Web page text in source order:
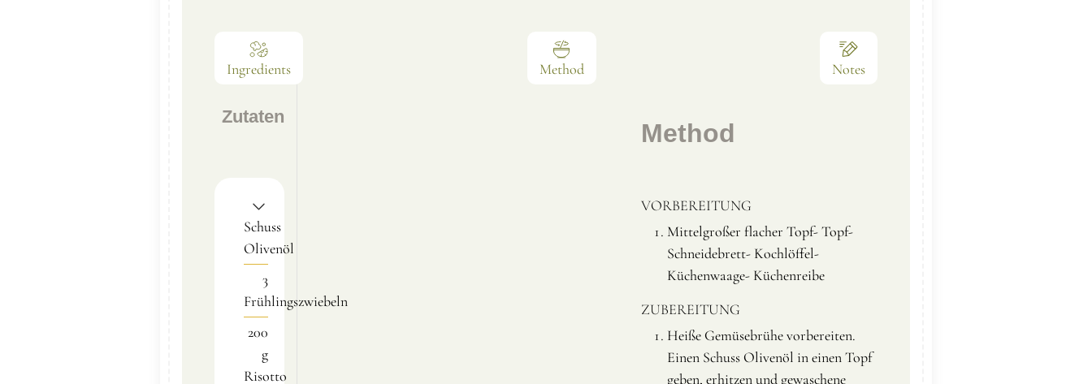
Ingredients Method Notes
Zutaten
Schuss
Olivenöl
3
Frühlingszwiebeln
200
g
Risotto
Method
VORBEREITUNG
Mittelgroßer flacher Topf- Topf-
Schneidebrett- Kochlöffel-
Küchenwaage- Küchenreibe
ZUBEREITUNG
Heiße Gemüsebrühe vorbereiten.
Einen Schuss Olivenöl in einen Topf
geben, erhitzen und gewaschene